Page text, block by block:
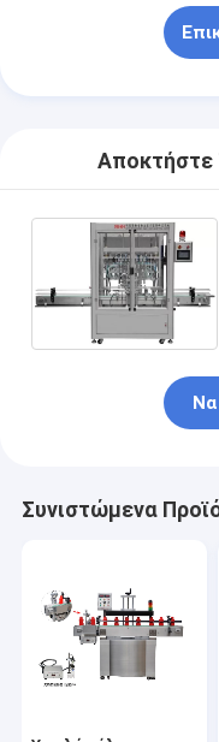
Αποκτήστε
Να
Συνιστώμενα